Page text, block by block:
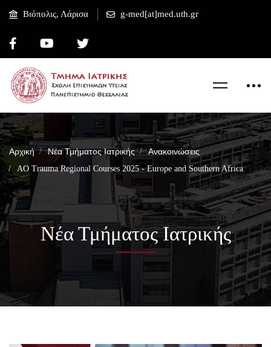
Βιόπολις, Λάρισα g-med[at]med.uth.gr
Αρχική Νέα Τμήματος Ιατρικής Ανακοινώσεις
AO Trauma Regional Courses 2025 - Europe and Southern Africa
Νέα Τμήματος Ιατρικής